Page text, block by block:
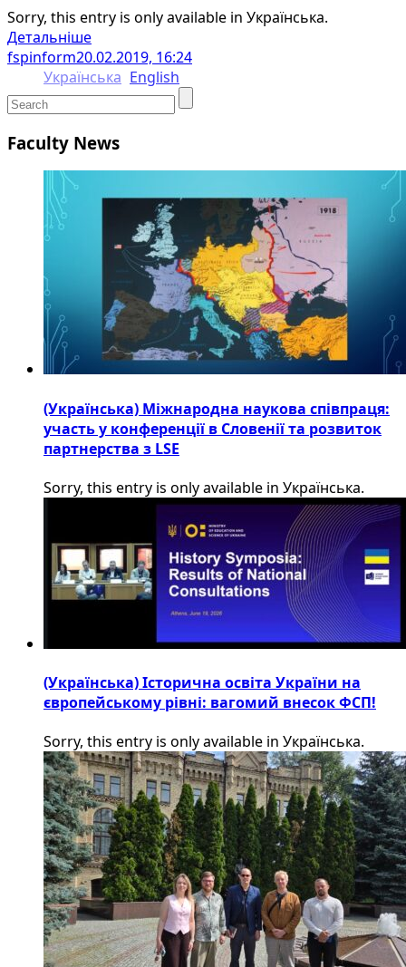
Sorry, this entry is only available in Українська.
Детальніше
fspinform20.02.2019, 16:24
Українська English
Faculty News
(Українська) Міжнародна наукова співпраця:
участь у конференції в Словенії та розвиток
партнерства з LSE
Sorry, this entry is only available in Українська.
(Українська) Історична освіта України на
європейському рівні: вагомий внесок ФСП!
Sorry, this entry is only available in Українська.